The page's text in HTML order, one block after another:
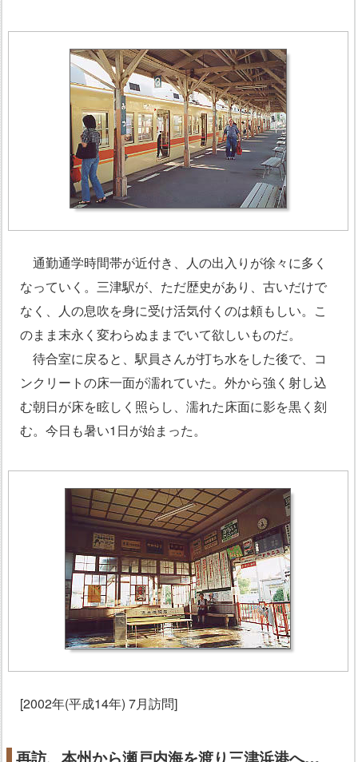
通勤通学時間帯が近付き、人の出入りが徐々に多く
なっていく。三津駅が、ただ歴史があり、古いだけで
なく、人の息吹を身に受け活気付くのは頼もしい。こ
のまま末永く変わらぬままでいて欲しいものだ。
待合室に戻ると、駅員さんが打ち水をした後で、コ
ンクリートの床一面が濡れていた。外から強く射し込
む朝日が床を眩しく照らし、濡れた床面に影を黒く刻
む。今日も暑い1日が始まった。
[2002年(平成14年) 7月訪問]